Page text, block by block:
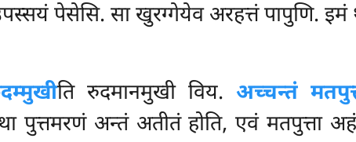
पेसेसि. सा खुरग्गेयेव अरहत्तं पापुणि. इमं
ति रुदमानमुखी विय. अच्चन्तं
पुत्तमरणं अन्तं अतीतं होति, एवं मतपुत्ता